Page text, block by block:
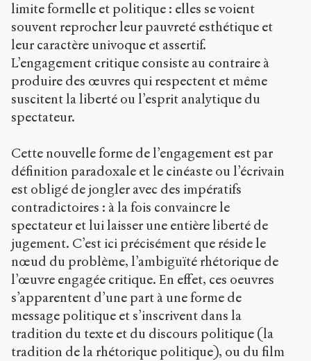
limite formelle et politique : elles se voient
souvent reprocher leur pauvreté esthétique et
leur caractère univoque et assertif.
L’engagement critique consiste au contraire à
produire des œuvres qui respectent et même
suscitent la liberté ou l’esprit analytique du
spectateur.
Cette nouvelle forme de l’engagement est par
définition paradoxale et le cinéaste ou l’écrivain
est obligé de jongler avec des impératifs
contradictoires : à la fois convaincre le
spectateur et lui laisser une entière liberté de
jugement. C’est ici précisément que réside le
nœud du problème, l’ambiguïté rhétorique de
l’œuvre engagée critique. En effet, ces oeuvres
s’apparentent d’une part à une forme de
message politique et s’inscrivent dans la
tradition du texte et du discours politique (la
tradition de la rhétorique politique), ou du film